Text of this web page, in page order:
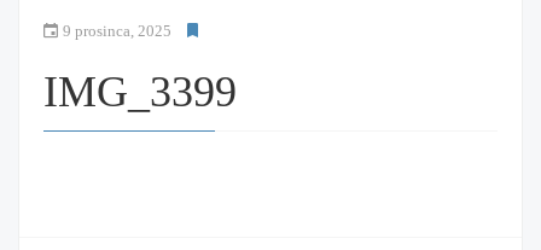
9 prosinca, 2025
IMG_3399